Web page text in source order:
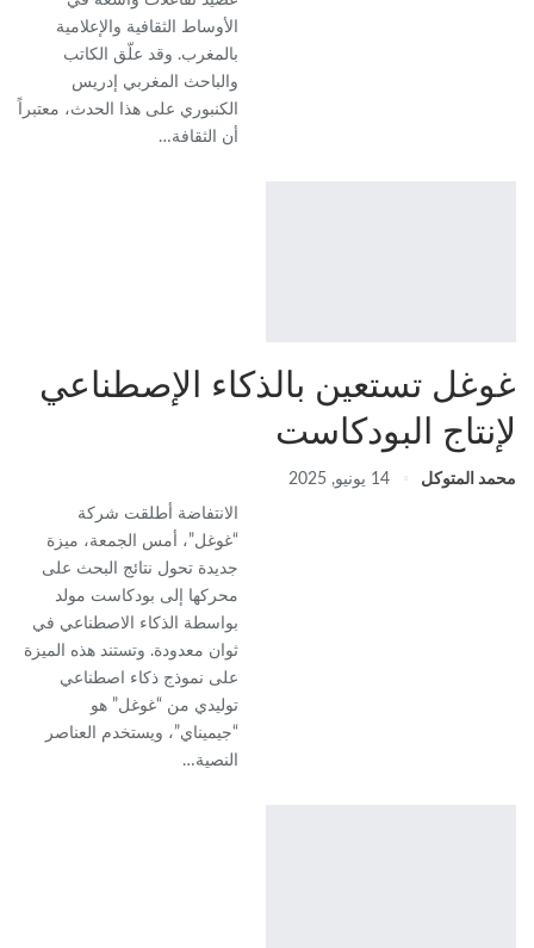
الأوساط الثقافية والإعلامية
بالمغرب. وقد علّق الكاتب
والباحث المغربي إدريس
الكنبوري على هذا الحدث، معتبراً
أن الثقافة…
غوغل تستعين بالذكاء الإصطناعي
لإنتاج البودكاست
محمد المتوكل 14 يونيو, 2025
الانتفاضة أطلقت شركة
“غوغل”، أمس الجمعة، ميزة
جديدة تحول نتائج البحث على
محركها إلى بودكاست مولد
بواسطة الذكاء الاصطناعي في
ثوان معدودة. وتستند هذه الميزة
على نموذج ذكاء اصطناعي
توليدي من “غوغل” هو
“جيميناي”، ويستخدم العناصر
النصية…